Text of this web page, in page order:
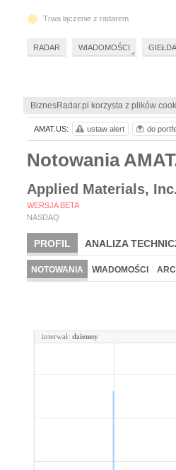
BiznesRadar.pl korzysta z plików
Notowania
Applied Materials,
WERSJA BETA
NASDAQ
PROFIL ANALIZA
NOTOWANIA WIADOMOŚCI
interwał: dzienny
AMAT.US: ustaw alert do
Trwa łączenie z radarem
RADAR WIADOMOŚCI GIEŁDA